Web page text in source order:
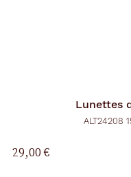
Lunettes
ALT24208
29,00 €